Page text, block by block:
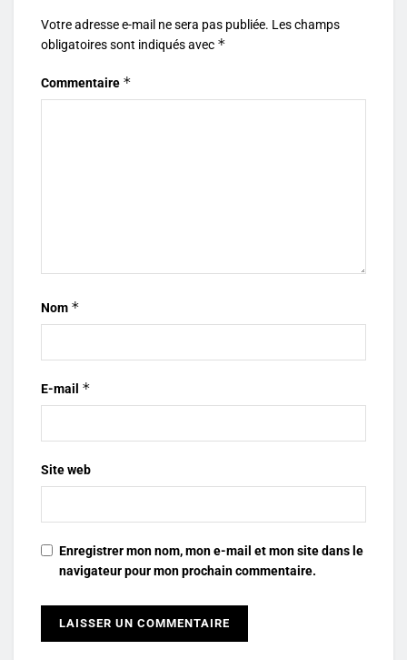
Votre adresse e-mail ne sera pas publiée. Les champs
obligatoires sont indiqués avec *
Commentaire *
Nom *
E-mail *
Site web
Enregistrer mon nom, mon e-mail et mon site dans le
navigateur pour mon prochain commentaire.